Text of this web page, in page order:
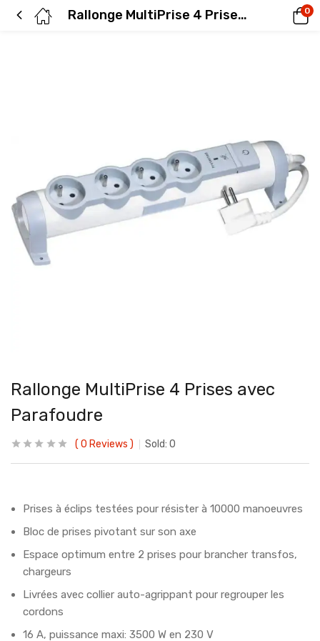
Rallonge MultiPrise 4 Prises avec Parafoudre 0
Rallonge MultiPrise 4 Prises avec
Parafoudre
0 Reviews Sold: 0
Prises à éclips testées pour résister à 10000 manoeuvres
Bloc de prises pivotant sur son axe
Espace optimum entre 2 prises pour brancher transfos,
chargeurs
Livrées avec collier auto-agrippant pour regrouper les
cordons
16 A, puissance maxi: 3500 W en 230 V